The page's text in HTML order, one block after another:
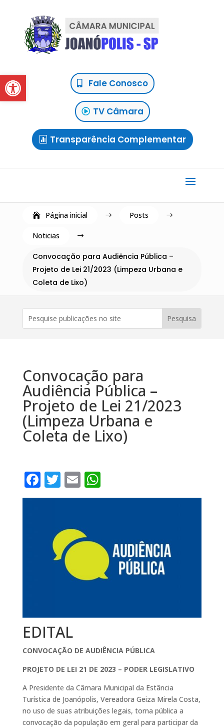
Abrir a barra de ferramentasFale Conosco
TV Câmara
Transparência Complementar
Página inicial $ Posts $
Noticias $
Convocação para Audiência Pública –
Projeto de Lei 21/2023 (Limpeza Urbana e
Coleta de Lixo)
Convocação para
Audiência Pública –
Projeto de Lei 21/2023
(Limpeza Urbana e
Coleta de Lixo)
F
a
T
w
te
r
E
m
l
W
h
A
p
p
EDITAL
CONVOCAÇÃO DE AUDIÊNCIA PÚBLICA
PROJETO DE LEI 21 DE 2023 – PODER LEGISLATIVO
A Presidente da Câmara Municipal da Estância
Turística de Joanópolis, Vereadora Geiza Mirela Costa,
no uso de suas atribuições legais, torna pública a
convocação da população em geral para participar da